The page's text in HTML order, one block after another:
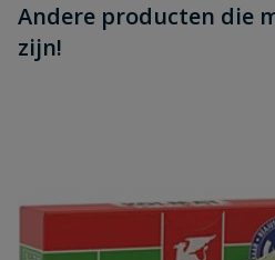
Andere producten die
zijn!